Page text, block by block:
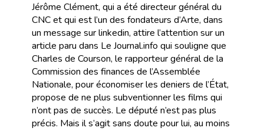
Jérôme Clément, qui a été directeur général du
CNC et qui est l’un des fondateurs d’Arte, dans
un message sur linkedin, attire l’attention sur un
article paru dans Le Journal.info qui souligne que
Charles de Courson, le rapporteur général de la
Commission des finances de l’Assemblée
Nationale, pour économiser les deniers de l’État,
propose de ne plus subventionner les films qui
n’ont pas de succès. Le député n’est pas plus
précis. Mais il s’agit sans doute pour lui, au moins